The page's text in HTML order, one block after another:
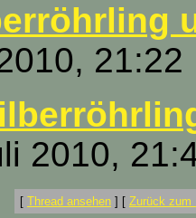
21:22
2010,
[ Thread ansehen ] [ Zurück zum